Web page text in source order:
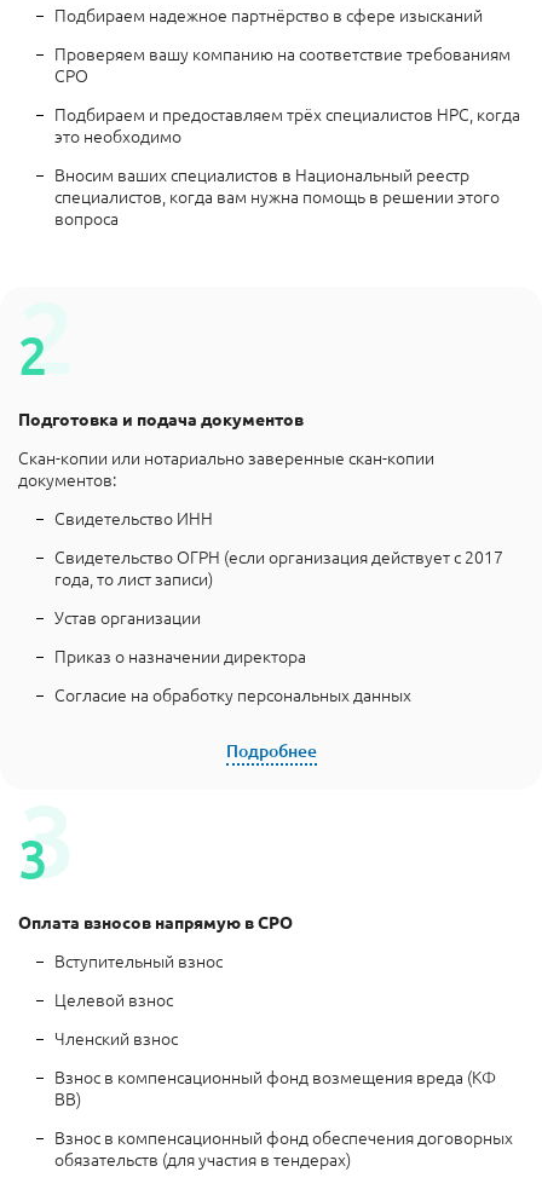
Подбираем надежное партнёрство в сфере изысканий
Проверяем вашу компанию на соответствие требованиям
СРО
Подбираем и предоставляем трёх специалистов НРС, когда
это необходимо
Вносим ваших специалистов в Национальный реестр
специалистов, когда вам нужна помощь в решении этого
вопроса
Подготовка и подача документов
Скан-копии или нотариально заверенные скан-копии
документов:
Свидетельство ИНН
Свидетельство ОГРН (если организация действует с 2017
года, то лист записи)
Устав организации
Приказ о назначении директора
Согласие на обработку персональных данных
Оплата взносов напрямую в СРО
Вступительный взнос
Целевой взнос
Членский взнос
Взнос в компенсационный фонд возмещения вреда (КФ
ВВ)
Взнос в компенсационный фонд обеспечения договорных
обязательств (для участия в тендерах)